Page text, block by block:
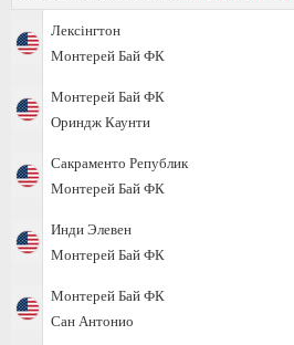
Лексінгтон
Монтерей Бай ФК
Монтерей Бай ФК
Ориндж Каунти
Сакраменто Републик
Монтерей Бай ФК
Инди Элевен
Монтерей Бай ФК
Монтерей Бай ФК
Сан Антонио